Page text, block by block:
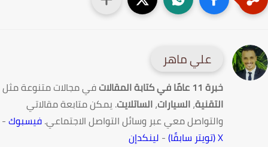
علي ماهر
خبرة 11 عامًا في كتابة المقالات
في مجالات متنوعة مثل
التقنية،السيارات،الساتلايت. يمكن متابعة مقالاتي
والتواصل معي عبر وسائل التواصل الاجتماعي.فيسبوك-
-لينكدإن